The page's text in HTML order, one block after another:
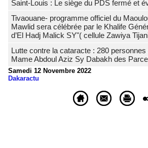
Saint-Louis : Le siège du PDS fermé et
Tivaouane- programme officiel du
Mawlid sera célébrée par le Khalife
d’El Hadj Malick SY"( cellule Zawiya
Lutte contre la cataracte : 280 personnes
Mame Abdoul Aziz Sy Dabakh des
Samedi 12 Novembre 2022
Dakaractu